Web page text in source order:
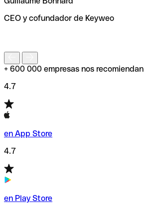
de enviar tu transferencia.
CEO y cofundador de Keyweo
+ 600 000 empresas nos recomiendan
4.7
en App Store
4.7
en Play Store